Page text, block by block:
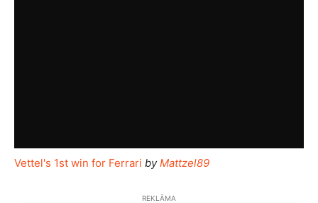
Vettel's 1st win for Ferrari byMattzel89
REKLĀMA